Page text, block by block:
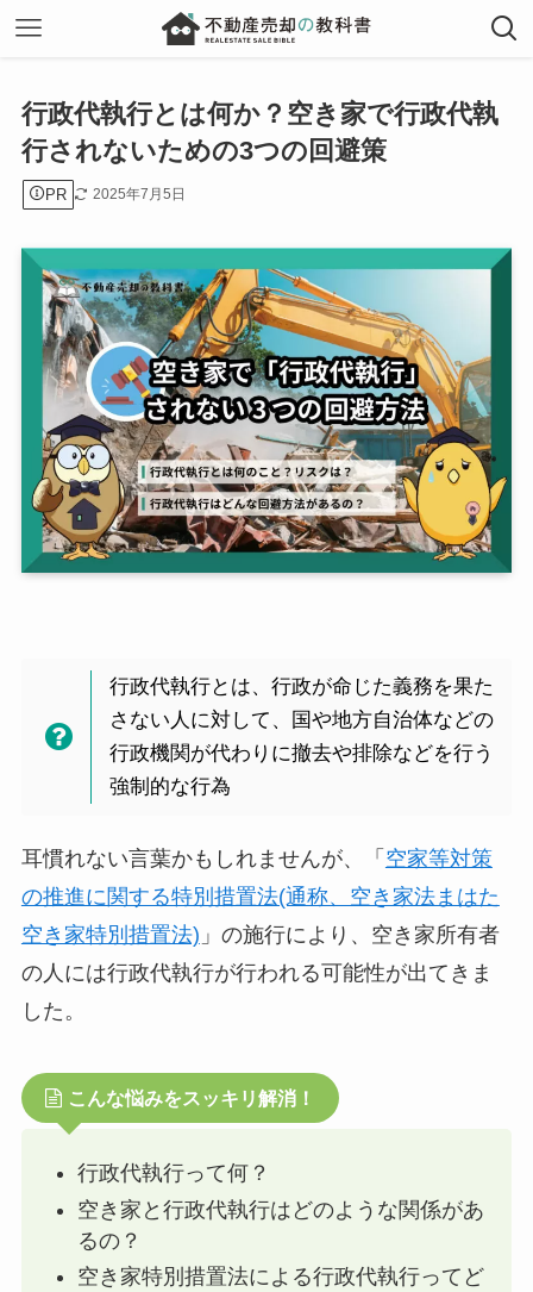
行政代執行とは何か？空き家で行政代執
行されないための3つの回避策
PR 2025年7月5日
行政代執行とは、行政が命じた義務を果た
さない人に対して、国や地方自治体などの
行政機関が代わりに撤去や排除などを行う
強制的な行為
耳慣れない言葉かもしれませんが、「 空家等対策
の推進に関する特別措置法(通称、空き家法まはた
空き家特別措置法) 」の施行により、空き家所有者
の人には行政代執行が行われる可能性が出てきま
した。
こんな悩みをスッキリ解消！
行政代執行って何？
空き家と行政代執行はどのような関係があ
るの？
空き家特別措置法による行政代執行ってど